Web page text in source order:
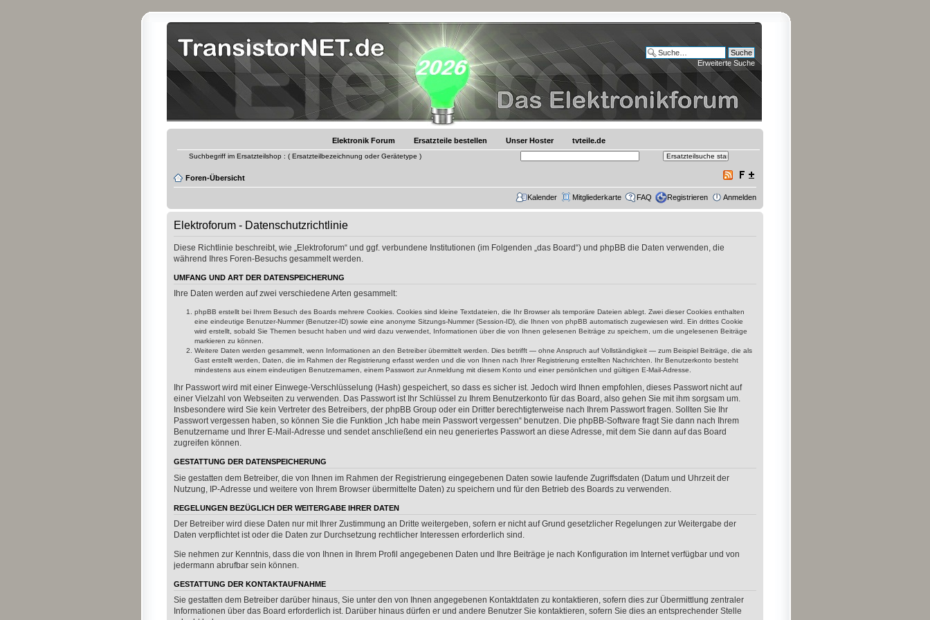
Erweiterte Suche
Elektronik Forum Ersatzteile bestellen Unser Hoster tvteile.de
Suchbegriff im Ersatzteilshop : ( Ersatzteilbezeichnung oder Gerätetype )
Foren-Übersicht
Kalender Mitgliederkarte FAQ Registrieren Anmelden
Elektroforum - Datenschutzrichtlinie
Diese Richtlinie beschreibt, wie „Elektroforum“ und ggf. verbundene Institutionen (im Folgenden „das Board“) und phpBB die Daten verwenden, die
während Ihres Foren-Besuchs gesammelt werden.
UMFANG UND ART DER DATENSPEICHERUNG
Ihre Daten werden auf zwei verschiedene Arten gesammelt:
phpBB erstellt bei Ihrem Besuch des Boards mehrere Cookies. Cookies sind kleine Textdateien, die Ihr Browser als temporäre Dateien ablegt. Zwei dieser Cookies enthalten
eine eindeutige Benutzer-Nummer (Benutzer-ID) sowie eine anonyme Sitzungs-Nummer (Session-ID), die Ihnen von phpBB automatisch zugewiesen wird. Ein drittes Cookie
wird erstellt, sobald Sie Themen besucht haben und wird dazu verwendet, Informationen über die von Ihnen gelesenen Beiträge zu speichern, um die ungelesenen Beiträge
markieren zu können.
Weitere Daten werden gesammelt, wenn Informationen an den Betreiber übermittelt werden. Dies betrifft — ohne Anspruch auf Vollständigkeit — zum Beispiel Beiträge, die als
Gast erstellt werden, Daten, die im Rahmen der Registrierung erfasst werden und die von Ihnen nach Ihrer Registrierung erstellten Nachrichten. Ihr Benutzerkonto besteht
mindestens aus einem eindeutigen Benutzernamen, einem Passwort zur Anmeldung mit diesem Konto und einer persönlichen und gültigen E-Mail-Adresse.
Ihr Passwort wird mit einer Einwege-Verschlüsselung (Hash) gespeichert, so dass es sicher ist. Jedoch wird Ihnen empfohlen, dieses Passwort nicht auf
einer Vielzahl von Webseiten zu verwenden. Das Passwort ist Ihr Schlüssel zu Ihrem Benutzerkonto für das Board, also gehen Sie mit ihm sorgsam um.
Insbesondere wird Sie kein Vertreter des Betreibers, der phpBB Group oder ein Dritter berechtigterweise nach Ihrem Passwort fragen. Sollten Sie Ihr
Passwort vergessen haben, so können Sie die Funktion „Ich habe mein Passwort vergessen“ benutzen. Die phpBB-Software fragt Sie dann nach Ihrem
Benutzername und Ihrer E-Mail-Adresse und sendet anschließend ein neu generiertes Passwort an diese Adresse, mit dem Sie dann auf das Board
zugreifen können.
GESTATTUNG DER DATENSPEICHERUNG
Sie gestatten dem Betreiber, die von Ihnen im Rahmen der Registrierung eingegebenen Daten sowie laufende Zugriffsdaten (Datum und Uhrzeit der
Nutzung, IP-Adresse und weitere von Ihrem Browser übermittelte Daten) zu speichern und für den Betrieb des Boards zu verwenden.
REGELUNGEN BEZÜGLICH DER WEITERGABE IHRER DATEN
Der Betreiber wird diese Daten nur mit Ihrer Zustimmung an Dritte weitergeben, sofern er nicht auf Grund gesetzlicher Regelungen zur Weitergabe der
Daten verpflichtet ist oder die Daten zur Durchsetzung rechtlicher Interessen erforderlich sind.
Sie nehmen zur Kenntnis, dass die von Ihnen in Ihrem Profil angegebenen Daten und Ihre Beiträge je nach Konfiguration im Internet verfügbar und von
jedermann abrufbar sein können.
GESTATTUNG DER KONTAKTAUFNAHME
Sie gestatten dem Betreiber darüber hinaus, Sie unter den von Ihnen angegebenen Kontaktdaten zu kontaktieren, sofern dies zur Übermittlung zentraler
Informationen über das Board erforderlich ist. Darüber hinaus dürfen er und andere Benutzer Sie kontaktieren, sofern Sie dies an entsprechender Stelle